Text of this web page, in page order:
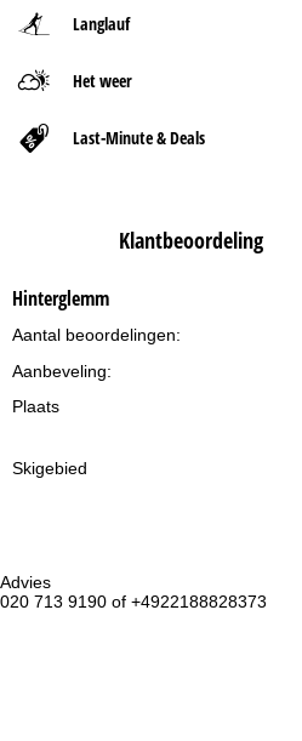
Advies
020 713 9190 of +4922188828373
Langlauf
Het weer
Last-Minute & Deals
Klantbeoordeling
Hinterglemm
Aantal beoordelingen:
Aanbeveling:
Plaats
Skigebied